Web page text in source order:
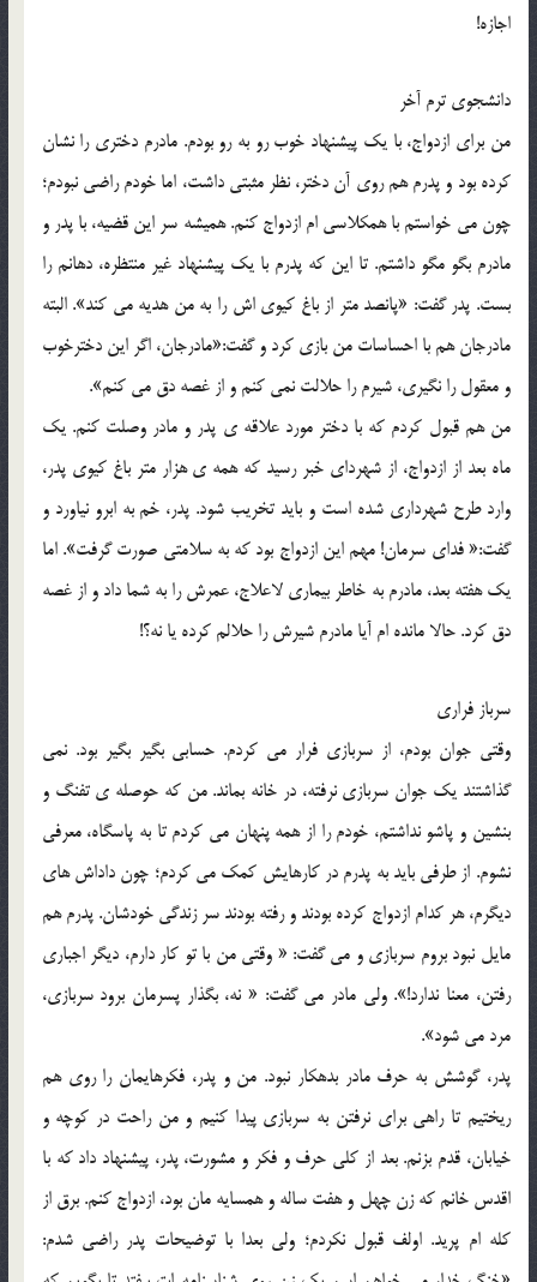
اجازه!
دانشجوي ترم آخر
من براي ازدواج، با يک پيشنهاد خوب رو به رو بودم. مادرم دختري را نشان
کرده بود و پدرم هم روي آن دختر، نظر مثبتي داشت، اما خودم راضي نبودم؛
چون مي خواستم با همکلاسي ام ازدواج کنم. هميشه سر اين قضيه، با پدر و
مادرم بگو مگو داشتم. تا اين که پدرم با يک پيشنهاد غير منتظره، دهانم را
بست. پدر گفت: «پانصد متر از باغ کيوي اش را به من هديه مي کند». البته
مادرجان هم با احساسات من بازي کرد و گفت:«مادرجان، اگر اين دخترخوب
و معقول را نگيري، شيرم را حلالت نمي کنم و از غصه دق مي کنم».
من هم قبول کردم که با دختر مورد علاقه ي پدر و مادر وصلت کنم. يک
ماه بعد از ازدواج، از شهرداي خبر رسيد که همه ي هزار متر باغ کيوي پدر،
وارد طرح شهرداري شده است و بايد تخريب شود. پدر، خم به ابرو نياورد و
گفت:« فداي سرمان! مهم اين ازدواج بود که به سلامتي صورت گرفت». اما
يک هفته بعد، مادرم به خاطر بيماري لاعلاج، عمرش را به شما داد و از غصه
دق کرد. حالا مانده ام آيا مادرم شيرش را حلالم کرده يا نه؟!
سرباز فراري
وقتي جوان بودم، از سربازي فرار مي کردم. حسابي بگير بگير بود. نمي
گذاشتند يک جوان سربازي نرفته، در خانه بماند. من که حوصله ي تفنگ و
بنشين و پاشو نداشتم، خودم را از همه پنهان مي کردم تا به پاسگاه، معرفي
نشوم. از طرفي بايد به پدرم در کارهايش کمک مي کردم؛ چون داداش هاي
ديگرم، هر کدام ازدواج کرده بودند و رفته بودند سر زندگي خودشان. پدرم هم
مايل نبود بروم سربازي و مي گفت: « وقتي من با تو کار دارم، ديگر اجباري
رفتن، معنا ندارد!». ولي مادر مي گفت: « نه، بگذار پسرمان برود سربازي،
مرد مي شود».
پدر، گوشش به حرف مادر بدهکار نبود. من و پدر، فکرهايمان را روي هم
ريختيم تا راهي براي نرفتن به سربازي پيدا کنيم و من راحت در کوچه و
خيابان، قدم بزنم. بعد از کلي حرف و فکر و مشورت، پدر، پيشنهاد داد که با
اقدس خانم که زن چهل و هفت ساله و همسايه مان بود، ازدواج کنم. برق از
کله ام پريد. اولف قبول نکردم؛ ولي بعدا با توضيحات پدر راضي شدم: